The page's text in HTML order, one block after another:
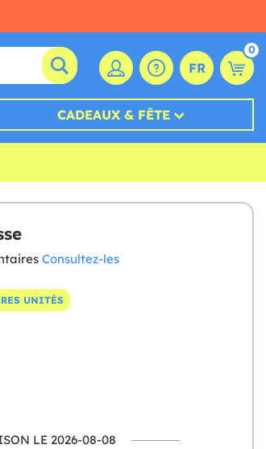
FR
0
CADEAUX & FÊTE
Consultez-les
UNITÉS
LE 2026-08-08